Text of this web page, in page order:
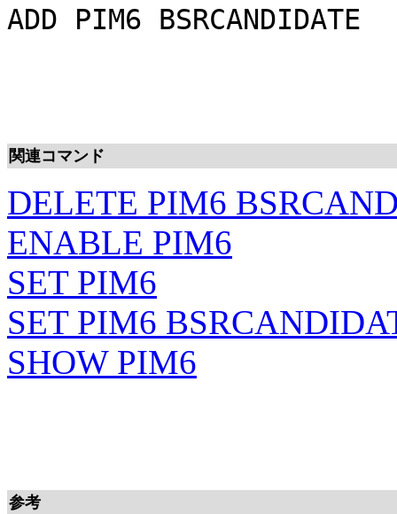
ADD PIM6 BSRCANDIDATE
関連コマンド
DELETE PIM6
ENABLE PIM6
SET PIM6
SET PIM6
SHOW PIM6
参考